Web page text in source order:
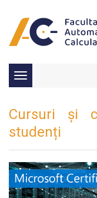
Toggle
navigation
Cursuri și
studenți